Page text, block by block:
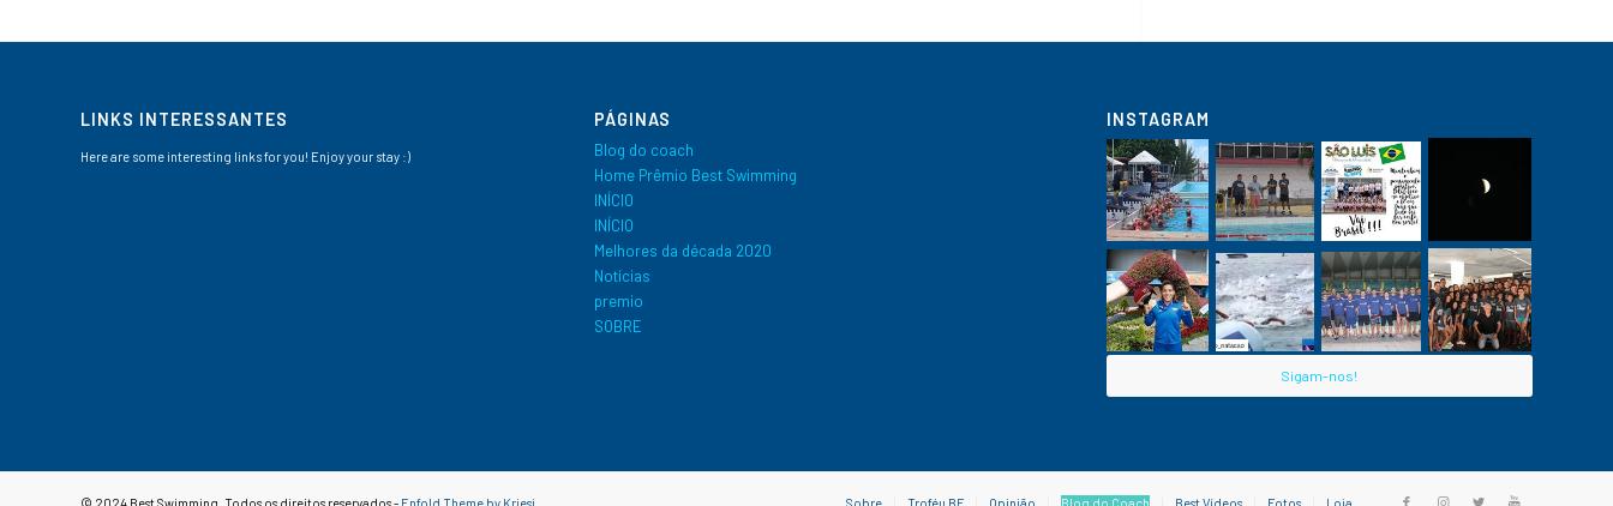
LINKS INTERESSANTES
Here are some interesting links for you! Enjoy your stay :)
PÁGINAS
Blog do coach
Home Prêmio Best Swimming
INÍCIO
INÍCIO
Melhores da década 2020
Notícias
premio
SOBRE
INSTAGRAM
Sigam-nos!
© 2024 Best Swimming. Todos os direitos reservados - Enfold Theme by Kriesi Sobre Troféu BF Opinião Blog do Coach Best Vídeos Fotos Loja